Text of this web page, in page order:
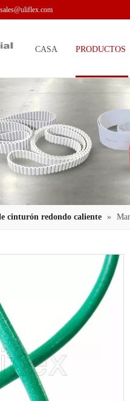
sales@uliflex.com
CASA PRODUCTOS
cinturón redondo caliente »